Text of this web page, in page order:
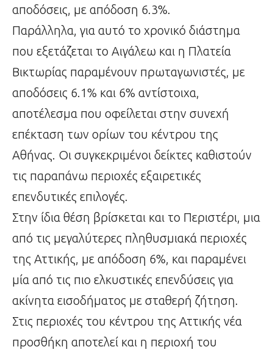
αποδόσεις, με απόδοση 6.3%.
Παράλληλα, για αυτό το χρονικό διάστημα
που εξετάζεται το Αιγάλεω και η Πλατεία
Βικτωρίας παραμένουν πρωταγωνιστές, με
αποδόσεις 6.1% και 6% αντίστοιχα,
αποτέλεσμα που οφείλεται στην συνεχή
επέκταση των ορίων του κέντρου της
Αθήνας. Οι συγκεκριμένοι δείκτες καθιστούν
τις παραπάνω περιοχές εξαιρετικές
επενδυτικές επιλογές.
Στην ίδια θέση βρίσκεται και το Περιστέρι, μια
από τις μεγαλύτερες πληθυσμιακά περιοχές
της Αττικής, με απόδοση 6%, και παραμένει
μία από τις πιο ελκυστικές επενδύσεις για
ακίνητα εισοδήματος με σταθερή ζήτηση.
Στις περιοχές του κέντρου της Αττικής νέα
προσθήκη αποτελεί και η περιοχή του